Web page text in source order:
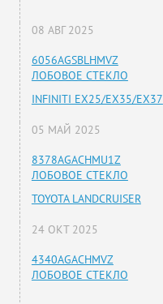
08 АВГ 2025
6056AGSBLHMVZ
ЛОБОВОЕ СТЕКЛО
INFINITI EX25/EX35/EX37
05 МАЙ 2025
8378AGACHMU1Z
ЛОБОВОЕ СТЕКЛО
TOYOTA LANDCRUISER
24 ОКТ 2025
4340AGACHMVZ
ЛОБОВОЕ СТЕКЛО